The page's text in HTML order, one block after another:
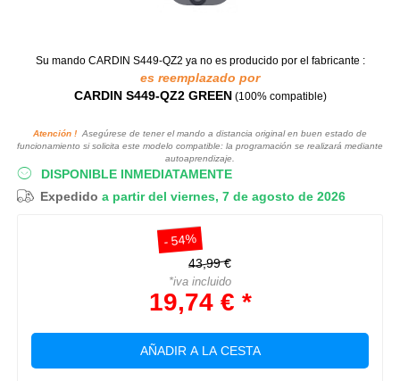
Su mando CARDIN S449-QZ2 ya no es producido por el fabricante :
es reemplazado por
CARDIN S449-QZ2 GREEN (100% compatible)
Atención ! Asegúrese de tener el mando a distancia original en buen estado de
funcionamiento si solicita este modelo compatible: la programación se realizará mediante
autoaprendizaje.
DISPONIBLE INMEDIATAMENTE
Expedido a partir del viernes, 7 de agosto de 2026
- 54%
43,99 €
*iva incluido
19,74 € *
AÑADIR A LA CESTA